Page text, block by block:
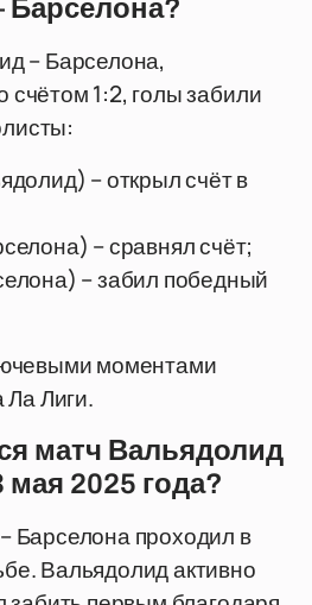
Барселона?
– Барселона,
1:2, голы забили
– открыл счёт в
– сравнял счёт;
– забил победный
моментами
Ла Лиги.
матч Вальядолид
мая 2025 года?
Барселона проходил в
Вальядолид активно